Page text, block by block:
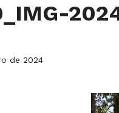
de 2024